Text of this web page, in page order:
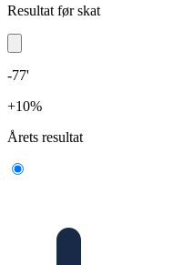
Resultat før skat
-77'
+10%
Årets resultat